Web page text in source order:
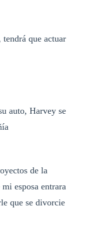
que actuar
auto, Harvey se
de la
esposa entrara
que se divorcie